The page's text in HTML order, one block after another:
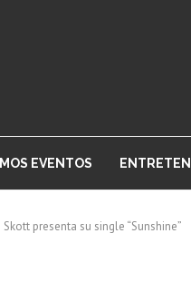
EVENTOS
Skott presenta su single “Sunshine”